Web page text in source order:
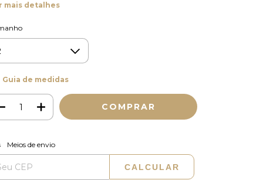
mais detalhes
Guia de medidas
para o CEP:
Meios de envio
CALCULAR